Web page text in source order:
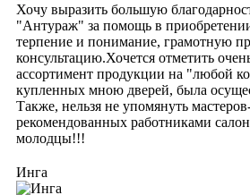
Хочу выразить большую
"Антураж" за помощь в
терпение и понимание, грамотную
консультацию.Хочется отметить
ассортимент продукции на "любой
купленных мною дверей, была
Также, нельзя не упомянуть
рекомендованных работниками
молодцы!!!
Инга